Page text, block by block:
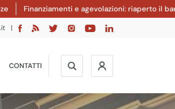
e agevolazioni: riaperto il bando
|
CONTATTI